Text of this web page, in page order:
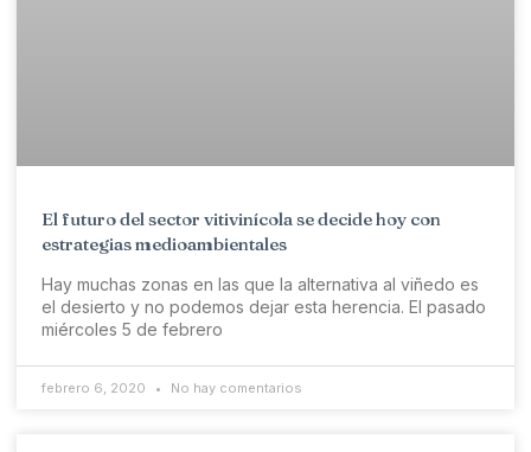
El futuro del sector vitivinícola se decide hoy con
estrategias medioambientales
Hay muchas zonas en las que la alternativa al viñedo es
el desierto y no podemos dejar esta herencia. El pasado
miércoles 5 de febrero
febrero 6, 2020 No hay comentarios